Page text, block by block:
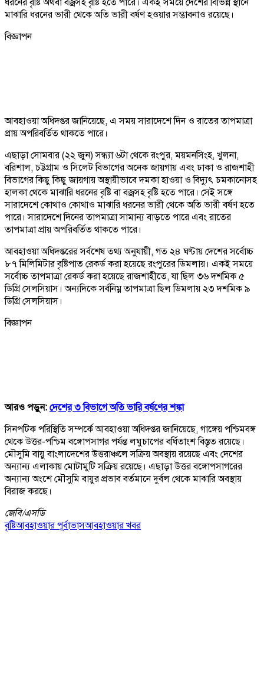
মাঝারি ধরনের ভারী থেকে অতি ভারী বর্ষণ হওয়ার সম্ভাবনাও রয়েছে।
বিজ্ঞাপন
আবহাওয়া অধিদপ্তর জানিয়েছে, এ সময় সারাদেশে দিন ও রাতের তাপমাত্রা
প্রায় অপরিবর্তিত থাকতে পারে।
এছাড়া সোমবার (২২ জুন) সন্ধ্যা ৬টা থেকে রংপুর, ময়মনসিংহ, খুলনা,
বরিশাল, চট্টগ্রাম ও সিলেট বিভাগের অনেক জায়গায় এবং ঢাকা ও রাজশাহী
বিভাগের কিছু কিছু জায়গায় অস্থায়ীভাবে দমকা হাওয়া ও বিদ্যুৎ চমকানোসহ
হালকা থেকে মাঝারি ধরনের বৃষ্টি বা বজ্রসহ বৃষ্টি হতে পারে। সেই সঙ্গে
সারাদেশে কোথাও কোথাও মাঝারি ধরনের ভারী থেকে অতি ভারী বর্ষণ হতে
পারে। সারাদেশে দিনের তাপমাত্রা সামান্য বাড়তে পারে এবং রাতের
তাপমাত্রা প্রায় অপরিবর্তিত থাকতে পারে।
আবহাওয়া অধিদপ্তরের সর্বশেষ তথ্য অনুযায়ী, গত ২৪ ঘণ্টায় দেশের সর্বোচ্চ
৮৭ মিলিমিটার বৃষ্টিপাত রেকর্ড করা হয়েছে রংপুরের ডিমলায়। একই সময়ে
সর্বোচ্চ তাপমাত্রা রেকর্ড করা হয়েছে রাজশাহীতে, যা ছিল ৩৬ দশমিক ৫
ডিগ্রি সেলসিয়াস। অন্যদিকে সর্বনিম্ন তাপমাত্রা ছিল ডিমলায় ২৩ দশমিক ৯
ডিগ্রি সেলসিয়াস।
বিজ্ঞাপন
আরও পড়ুন: দেশের ৩ বিভাগে অতি ভারি বর্ষণের শঙ্কা
সিনপটিক পরিস্থিতি সম্পর্কে আবহাওয়া অধিদপ্তর জানিয়েছে, গাঙ্গেয় পশ্চিমবঙ্গ
থেকে উত্তর-পশ্চিম বঙ্গোপসাগর পর্যন্ত লঘুচাপের বর্ধিতাংশ বিস্তৃত রয়েছে।
মৌসুমি বায়ু বাংলাদেশের উত্তরাঞ্চলে সক্রিয় অবস্থায় রয়েছে এবং দেশের
অন্যান্য এলাকায় মোটামুটি সক্রিয় রয়েছে। এছাড়া উত্তর বঙ্গোপসাগরের
অন্যান্য অংশে মৌসুমি বায়ুর প্রভাব বর্তমানে দুর্বল থেকে মাঝারি অবস্থায়
বিরাজ করছে।
জেবি/এসডি
বৃষ্টিআবহাওয়ার পূর্বাভাসআবহাওয়ার খবর